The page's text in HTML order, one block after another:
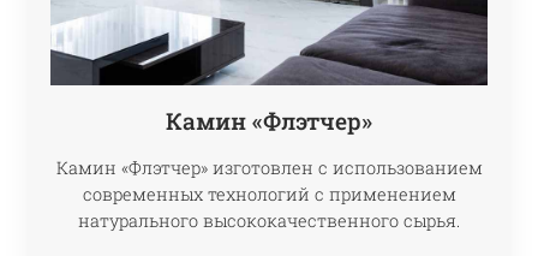
Камин «Флэтчер»
Камин «Флэтчер» изготовлен с использованием
современных технологий с применением
натурального высококачественного сырья.